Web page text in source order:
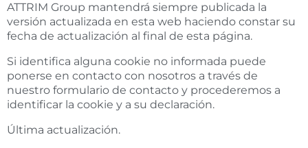
ATTRIM Group mantendrá siempre publicada la
versión actualizada en esta web haciendo constar su
fecha de actualización al final de esta página.
Si identifica alguna cookie no informada puede
ponerse en contacto con nosotros a través de
nuestro formulario de contacto y procederemos a
identificar la cookie y a su declaración.
Última actualización.